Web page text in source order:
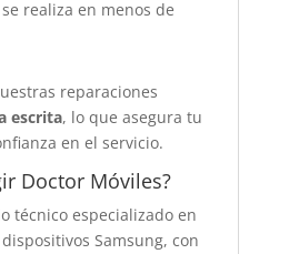
realiza en menos de
reparaciones
escrita, lo que asegura tu
en el servicio.
Doctor Móviles?
técnico especializado en
Samsung, con